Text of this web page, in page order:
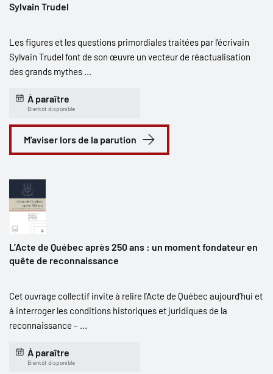
Sylvain Trudel
Les figures et les questions primordiales traitées par l’écrivain
Sylvain Trudel font de son œuvre un vecteur de réactualisation
des grands mythes ...
À paraître
Bientôt disponible
M'aviser lors de la parution
L’Acte de Québec après 250 ans : un moment fondateur en
quête de reconnaissance
Cet ouvrage collectif invite à relire l’Acte de Québec aujourd’hui et
à interroger les conditions historiques et juridiques de la
reconnaissance – ...
À paraître
Bientôt disponible